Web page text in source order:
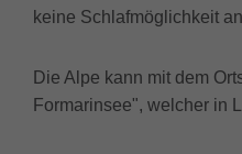
keine Schlafmöglichkeit
Die Alpe kann mit dem
Formarinsee", welcher in